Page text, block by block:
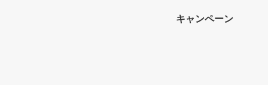
キャンペーン